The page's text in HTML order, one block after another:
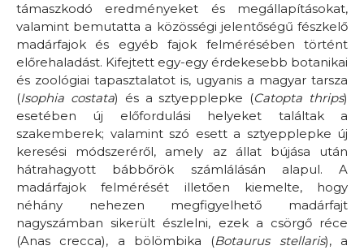
támaszkodó eredményeket és megállapításokat,
valamint bemutatta a közösségi jelentőségű fészkelő
madárfajok és egyéb fajok felmérésében történt
előrehaladást. Kifejtett egy-egy érdekesebb botanikai
és zoológiai tapasztalatot is, ugyanis a magyar tarsza
(Isophia costata) és a sztyepplepke (Catopta thrips)
esetében új előfordulási helyeket találtak a
szakemberek; valamint szó esett a sztyepplepke új
keresési módszeréről, amely az állat bújása után
hátrahagyott bábbőrök számlálásán alapul. A
madárfajok felmérését illetően kiemelte, hogy
néhány nehezen megfigyelhető madárfajt
nagyszámban sikerült észlelni, ezek a csörgő réce
(Anas crecca), a bölömbika (Botaurus stellaris), a